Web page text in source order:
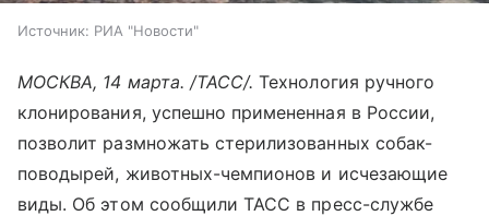
Источник: РИА "Новости"
МОСКВА, 14 марта. /ТАСС/. Технология ручного
клонирования, успешно примененная в России,
позволит размножать стерилизованных собак-
поводырей, животных-чемпионов и исчезающие
виды. Об этом сообщили ТАСС в пресс-службе